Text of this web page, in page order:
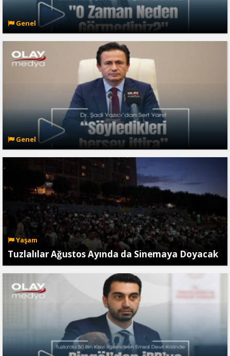
Genel
Genel
Yaşam
Tuzlalılar Ağustos Ayında da Sinemaya Doyacak